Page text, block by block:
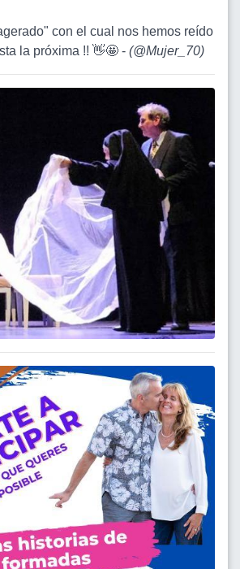
con el cual nos hemos reído
la próxima !! 👋🤩 - (@Mujer_70)